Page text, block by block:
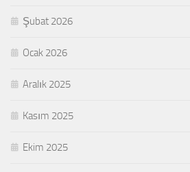
Şubat 2026
Ocak 2026
Aralık 2025
Kasım 2025
Ekim 2025